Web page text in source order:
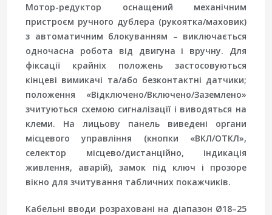
Мотор-редуктор оснащений механічним
пристроєм ручного дублера (рукоятка/маховик)
з автоматичним блокуванням – виключається
одночасна робота від двигуна і вручну. Для
фіксації крайніх положень застосовуються
кінцеві вимикачі та/або безконтактні датчики;
положення «Відключено/Включено/Заземлено»
зчитуються схемою сигналізації і виводяться на
клеми. На лицьову панель виведені органи
місцевого управління (кнопки «ВКЛ/ОТКЛ»,
селектор місцево/дистанційно, індикація
живлення, аварій), замок під ключ і прозоре
вікно для зчитування табличних покажчиків.
Кабельні вводи розраховані на діапазон Ø18–25